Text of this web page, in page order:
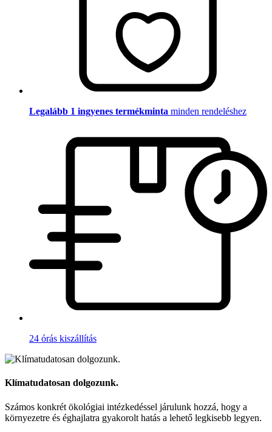
Legalább 1 ingyenes termékminta minden rendeléshez
24 órás kiszállítás
Klímatudatosan dolgozunk.
Számos konkrét ökológiai intézkedéssel járulunk hozzá, hogy a
környezetre és éghajlatra gyakorolt hatás a lehető legkisebb legyen.